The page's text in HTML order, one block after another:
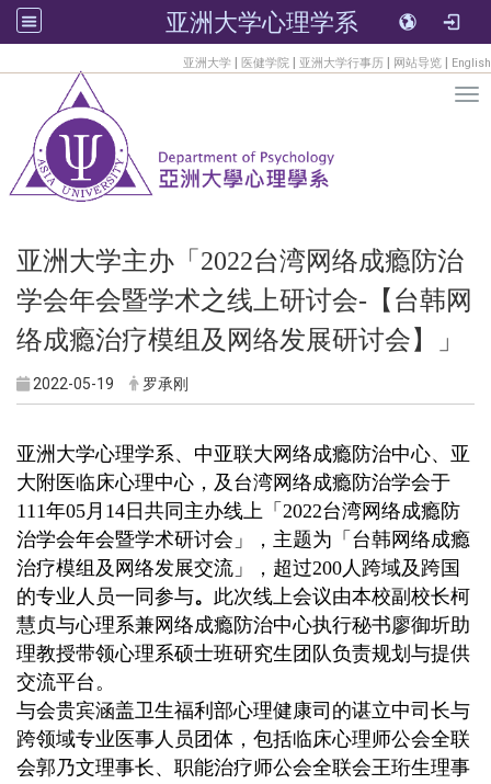
亚洲大学心理学系
亚洲大学 | 医健学院 | 亚洲大学行事历 | 网站导览 | English
亚洲大学主办「2022台湾网络成瘾防治
学会年会暨学术之线上研讨会-【台韩网
络成瘾治疗模组及网络发展研讨会】」
2022-05-19 罗承刚
亚洲大学心理学系、中亚联大网络成瘾防治中心、亚
大附医临床心理中心，及台湾网络成瘾防治学会于
111年05月14日共同主办线上「2022台湾网络成瘾防
治学会年会暨学术研讨会」，主题为「台韩网络成瘾
治疗模组及网络发展交流」，超过200人跨域及跨国
的专业人员一同参与。 此次线上会议由本校副校长柯
慧贞与心理系兼网络成瘾防治中心执行秘书廖御圻助
理教授带领心理系硕士班研究生团队负责规划与提供
交流平台。
与会贵宾涵盖卫生福利部心理健康司的谌立中司长与
跨领域专业医事人员团体，包括临床心理师公会全联
会郭乃文理事长、职能治疗师公会全联会王珩生理事